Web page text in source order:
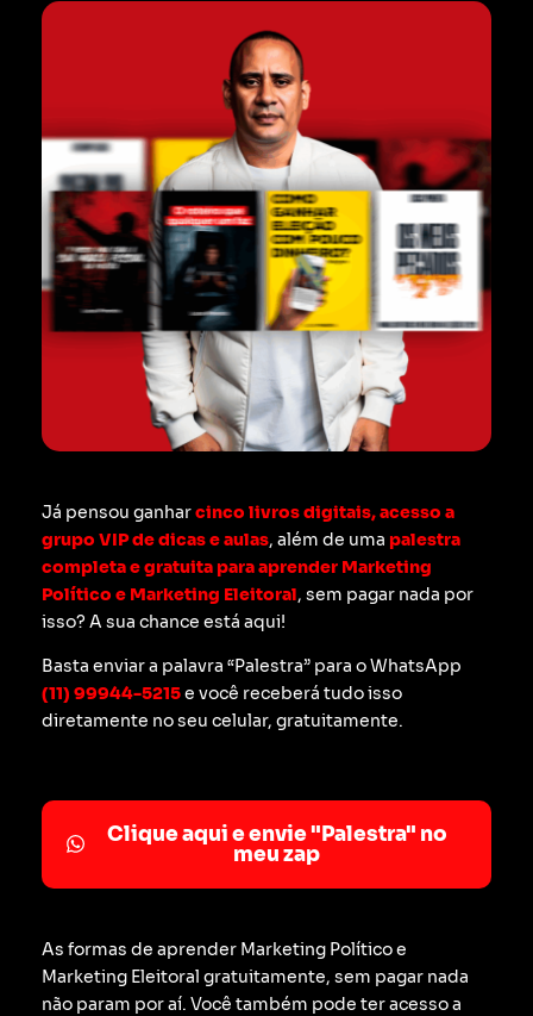
Já pensou ganharcinco livros digitais, acesso a
grupo VIP de dicas e aulas, além de uma palestra
completa e gratuita para aprender Marketing
Político e Marketing Eleitoral, sem pagar nada por
isso? A sua chance está aqui!
Basta enviar a palavra “Palestra” para o WhatsApp
(11) 99944-5215e você receberá tudo isso
diretamente no seu celular, gratuitamente.
Clique aqui e envie "Palestra" no
meu zap
As formas de aprender Marketing Político e
Marketing Eleitoral gratuitamente, sem pagar nada
não param por aí. Você também pode ter acesso a